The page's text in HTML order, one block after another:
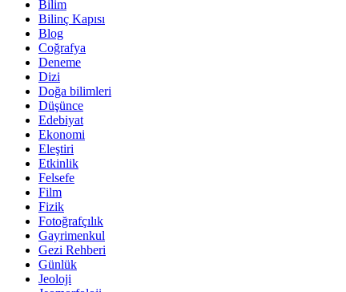
Bilim
Bilinç Kapısı
Blog
Coğrafya
Deneme
Dizi
Doğa bilimleri
Düşünce
Edebiyat
Ekonomi
Eleştiri
Etkinlik
Felsefe
Film
Fizik
Fotoğrafçılık
Gayrimenkul
Gezi Rehberi
Günlük
Jeoloji